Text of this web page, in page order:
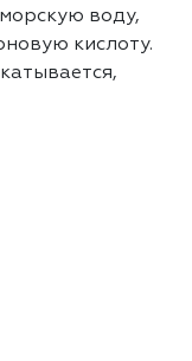
воду,
кислоту.